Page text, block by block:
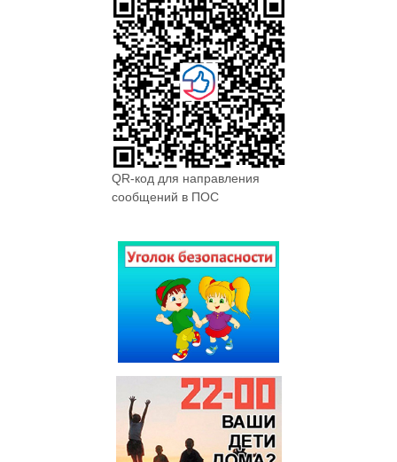
QR-код для направления
сообщений в ПОС